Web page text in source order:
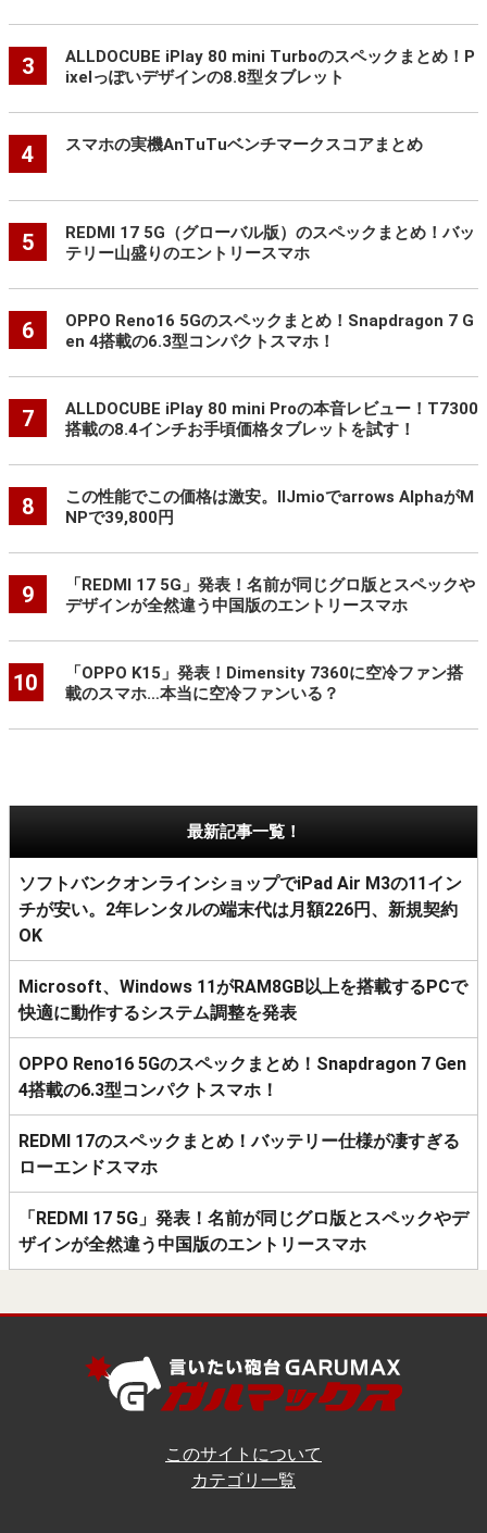
3
ALLDOCUBE iPlay 80 mini Turboのスペックまとめ！P
ixelっぽいデザインの8.8型タブレット
4 スマホの実機AnTuTuベンチマークスコアまとめ
5
REDMI 17 5G（グローバル版）のスペックまとめ！バッ
テリー山盛りのエントリースマホ
6
OPPO Reno16 5Gのスペックまとめ！Snapdragon 7 G
en 4搭載の6.3型コンパクトスマホ！
7
ALLDOCUBE iPlay 80 mini Proの本音レビュー！T7300
搭載の8.4インチお手頃価格タブレットを試す！
8
この性能でこの価格は激安。IIJmioでarrows AlphaがM
NPで39,800円
9
「REDMI 17 5G」発表！名前が同じグロ版とスペックや
デザインが全然違う中国版のエントリースマホ
10
「OPPO K15」発表！Dimensity 7360に空冷ファン搭
載のスマホ…本当に空冷ファンいる？
最新記事一覧！
ソフトバンクオンラインショップでiPad Air M3の11イン
チが安い。2年レンタルの端末代は月額226円、新規契約
OK
Microsoft、Windows 11がRAM8GB以上を搭載するPCで
快適に動作するシステム調整を発表
OPPO Reno16 5Gのスペックまとめ！Snapdragon 7 Gen
4搭載の6.3型コンパクトスマホ！
REDMI 17のスペックまとめ！バッテリー仕様が凄すぎる
ローエンドスマホ
「REDMI 17 5G」発表！名前が同じグロ版とスペックやデ
ザインが全然違う中国版のエントリースマホ
このサイトについて
カテゴリ一覧